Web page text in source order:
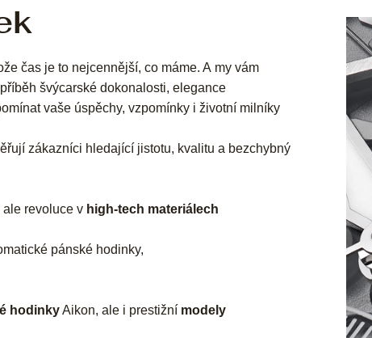
čas je to nejcennější, co máme. A my vám
švýcarské dokonalosti, elegance
vaše úspěchy, vzpomínky i životní milníky
zákazníci hledající jistotu, kvalitu a bezchybný
ale revoluce v high-tech materiálech
pánské hodinky,
hodinkyAikon, ale i prestižní modely